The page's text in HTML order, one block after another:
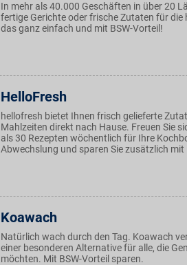
In mehr als 40.000 Geschäften in über 20
fertige Gerichte oder frische Zutaten für die
das ganz einfach und mit BSW-Vorteil!
HelloFresh
hellofresh bietet Ihnen frisch gelieferte
Mahlzeiten direkt nach Hause. Freuen Sie
als 30 Rezepten wöchentlich für Ihre
Abwechslung und sparen Sie zusätzlich mit
Koawach
Natürlich wach durch den Tag. Koawach
einer besonderen Alternative für alle, die
möchten. Mit BSW-Vorteil sparen.